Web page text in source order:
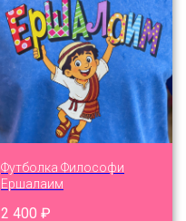
Футболка Философи
Ершалаим
2 400 ₽